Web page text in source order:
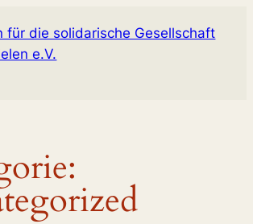
für die solidarische Gesellschaft
e.V.